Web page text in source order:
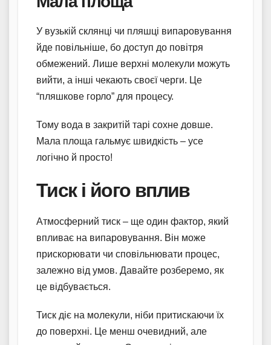
У вузькій склянці чи пляшці випаровування
йде повільніше, бо доступ до повітря
обмежений. Лише верхні молекули можуть
вийти, а інші чекають своєї черги. Це
“пляшкове горло” для процесу.
Тому вода в закритій тарі сохне довше.
Мала площа гальмує швидкість – усе
логічно й просто!
Тиск і його вплив
Атмосферний тиск – ще один фактор, який
впливає на випаровування. Він може
прискорювати чи сповільнювати процес,
залежно від умов. Давайте розберемо, як
це відбувається.
Тиск діє на молекули, ніби притискаючи їх
до поверхні. Це менш очевидний, але